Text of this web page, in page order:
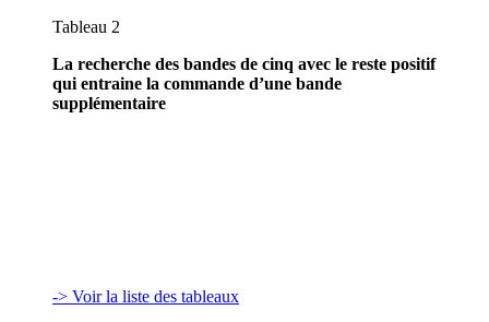
Tableau 2
La recherche des bandes de cinq avec le reste positif
qui entraine la commande d’une bande
supplémentaire
-> Voir la liste des tableaux